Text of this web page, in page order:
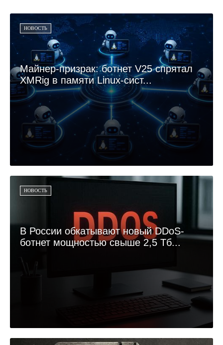
НОВОСТЬ
Майнер-призрак: ботнет V25 спрятал
XMRig в памяти Linux-сист...
НОВОСТЬ
В России обкатывают новый DDoS-
ботнет мощностью свыше 2,5 Тб...